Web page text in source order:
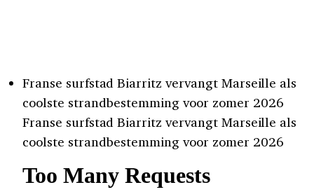
Franse surfstad Biarritz vervangt Marseille als
coolste strandbestemming voor zomer 2026
Franse surfstad Biarritz vervangt Marseille als
coolste strandbestemming voor zomer 2026